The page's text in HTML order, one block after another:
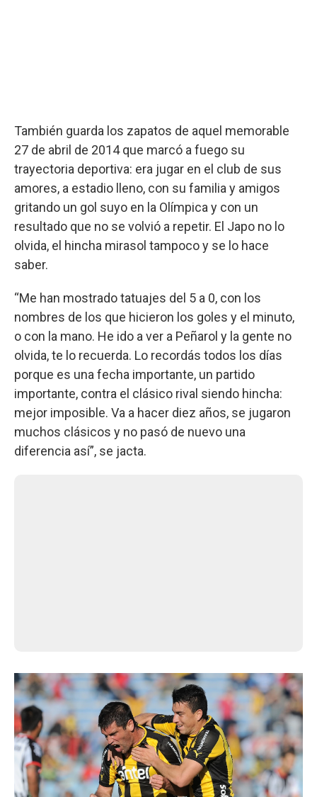
También guarda los zapatos de aquel memorable
27 de abril de 2014 que marcó a fuego su
trayectoria deportiva: era jugar en el club de sus
amores, a estadio lleno, con su familia y amigos
gritando un gol suyo en la Olímpica y con un
resultado que no se volvió a repetir. El Japo no lo
olvida, el hincha mirasol tampoco y se lo hace
saber.
“Me han mostrado tatuajes del 5 a 0, con los
nombres de los que hicieron los goles y el minuto,
o con la mano. He ido a ver a Peñarol y la gente no
olvida, te lo recuerda. Lo recordás todos los días
porque es una fecha importante, un partido
importante, contra el clásico rival siendo hincha:
mejor imposible. Va a hacer diez años, se jugaron
muchos clásicos y no pasó de nuevo una
diferencia así”, se jacta.